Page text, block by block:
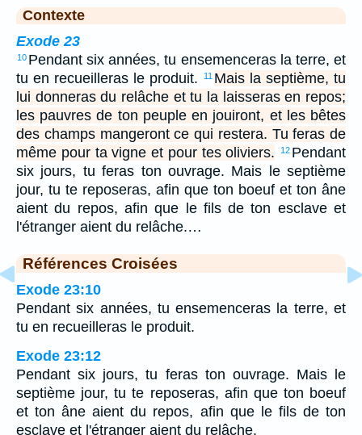
Contexte
Exode 23
10 Pendant six années, tu ensemenceras la terre, et
tu en recueilleras le produit.
11 Mais la septième, tu
lui donneras du relâche et tu la laisseras en repos;
les pauvres de ton peuple en jouiront, et les bêtes
des champs mangeront ce qui restera. Tu feras de
même pour ta vigne et pour tes oliviers.
12 Pendant
six jours, tu feras ton ouvrage. Mais le septième
jour, tu te reposeras, afin que ton boeuf et ton âne
aient du repos, afin que le fils de ton esclave et
l'étranger aient du relâche.…
Références Croisées
Exode 23:10
Pendant six années, tu ensemenceras la terre, et
tu en recueilleras le produit.
Exode 23:12
Pendant six jours, tu feras ton ouvrage. Mais le
septième jour, tu te reposeras, afin que ton boeuf
et ton âne aient du repos, afin que le fils de ton
esclave et l'étranger aient du relâche.